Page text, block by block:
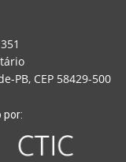
PB, CEP 58429-500
por: